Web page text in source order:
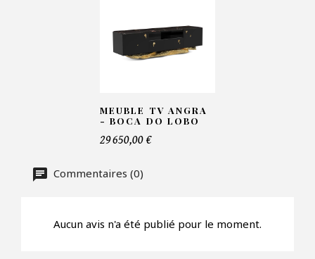
MEUBLE TV ANGRA
- BOCA DO LOBO
29 650,00 €
Commentaires (0)
Aucun avis n'a été publié pour le moment.